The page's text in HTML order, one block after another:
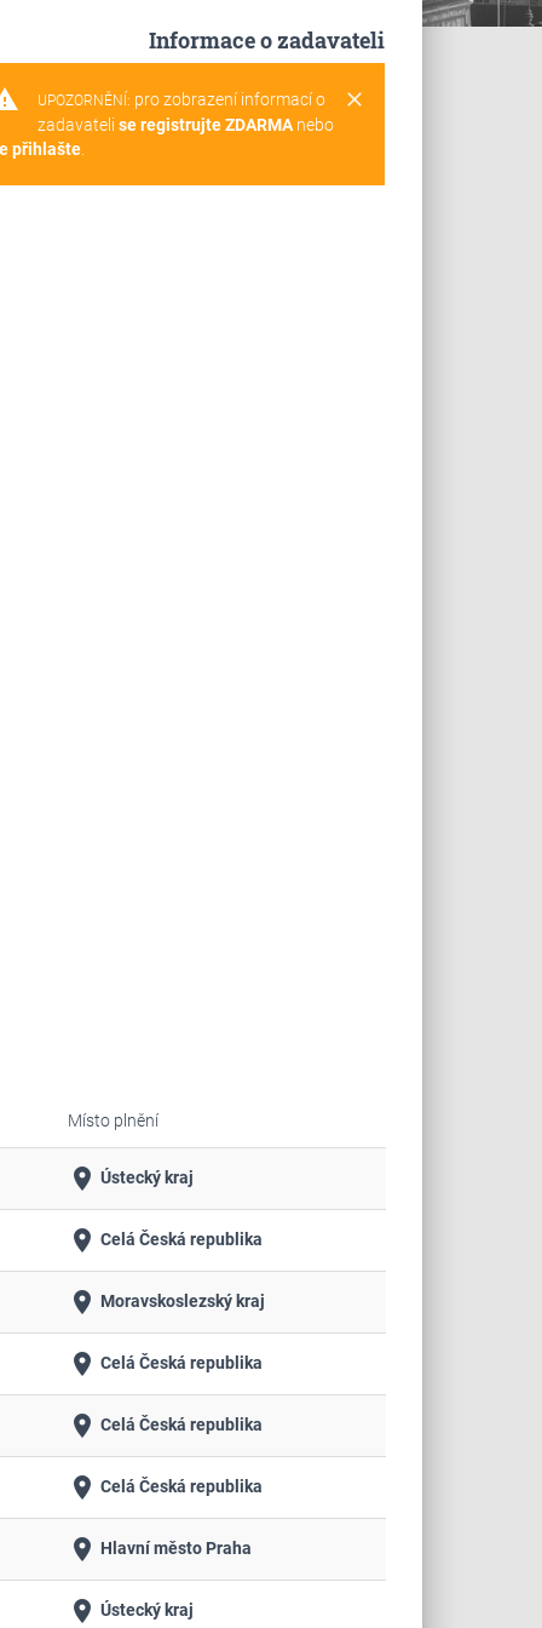
Informace o zadavateli
clear
UPOZORNĚNÍ: pro zobrazení informací o
zadavateli se registrujte ZDARMAnebo
přihlašte.
Místo plnění
place Ústecký kraj
place Celá Česká republika
place Moravskoslezský kraj
place Celá Česká republika
place Celá Česká republika
place Celá Česká republika
place Hlavní město Praha
place Ústecký kraj